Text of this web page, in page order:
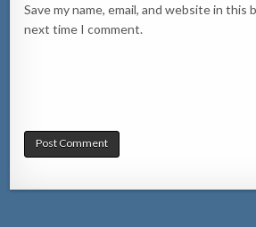
Save my name, email, and website in this
next time I comment.